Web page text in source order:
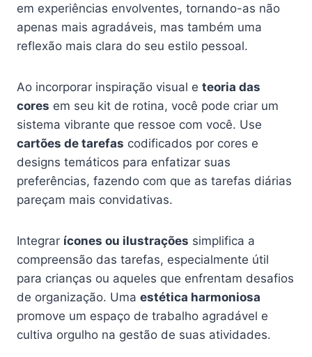
em experiências envolventes, tornando-as não
apenas mais agradáveis, mas também uma
reflexão mais clara do seu estilo pessoal.
Ao incorporar inspiração visual e teoria das
cores em seu kit de rotina, você pode criar um
sistema vibrante que ressoe com você. Use
cartões de tarefas codificados por cores e
designs temáticos para enfatizar suas
preferências, fazendo com que as tarefas diárias
pareçam mais convidativas.
Integrar ícones ou ilustrações simplifica a
compreensão das tarefas, especialmente útil
para crianças ou aqueles que enfrentam desafios
de organização. Uma estética harmoniosa
promove um espaço de trabalho agradável e
cultiva orgulho na gestão de suas atividades.